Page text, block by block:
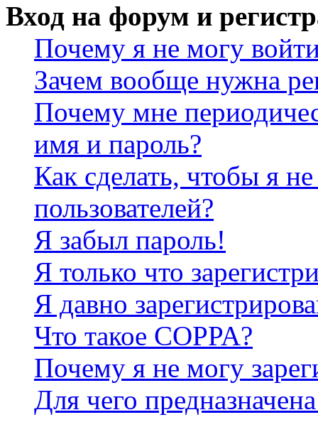
Вход на форум и
Почему я не могу
Зачем вообще нужна
Почему мне
имя и пароль?
Как сделать, чтобы я
пользователей?
Я забыл пароль!
Я только что
Я давно
Что такое COPPA?
Почему я не могу
Для чего